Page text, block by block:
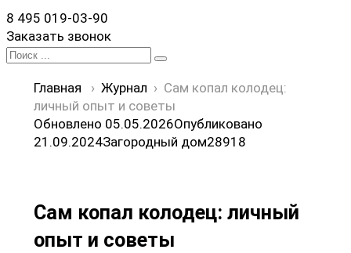
8 495 019-03-90
Заказать звонок
Search
Главная
› Журнал › Сам копал колодец:
личный опыт и советы
Обновлено 05.05.2026Опубликовано
21.09.2024Загородный дом28918
Сам копал колодец: личный
опыт и советы